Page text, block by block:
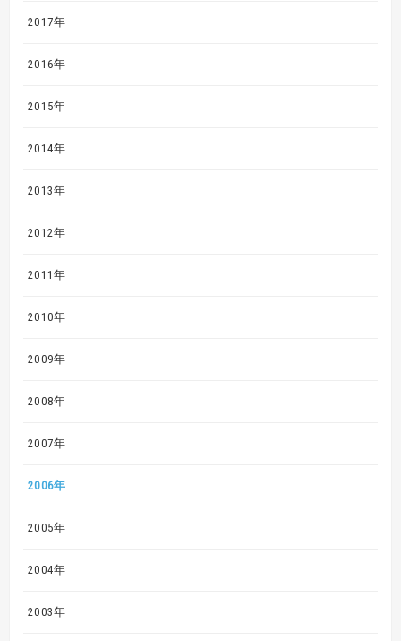
2017年
2016年
2015年
2014年
2013年
2012年
2011年
2010年
2009年
2008年
2007年
2006年
2005年
2004年
2003年